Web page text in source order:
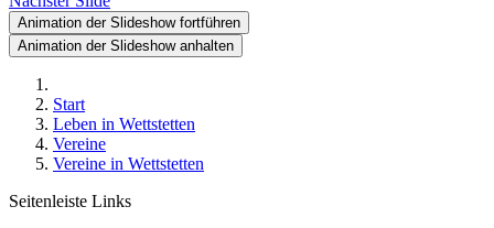
Animation der Slideshow fortführen
Animation der Slideshow anhalten
Start
Leben in Wettstetten
Vereine
Vereine in Wettstetten
Seitenleiste Links